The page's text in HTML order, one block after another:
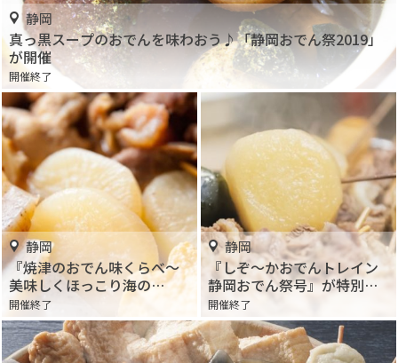
静岡
真っ黒スープのおでんを味わおう♪「静岡おでん祭2019」
が開催
開催終了
静岡
『焼津のおでん味くらべ〜
美味しくほっこり海の
幸〜』が焼津市で開催！12
種類の「焼津おでん」を食
べくらべ♡
開催終了
静岡
『しぞ～かおでんトレイン
静岡おでん祭号』が特別運
行！電車内で“しぞーかおで
ん”とお酒を楽しもう♪
開催終了